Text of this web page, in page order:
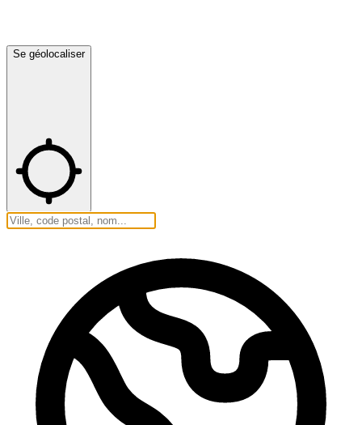
Se géolocaliser